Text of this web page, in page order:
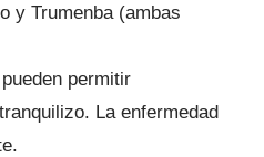
y Trumenba (ambas
permitir
La enfermedad